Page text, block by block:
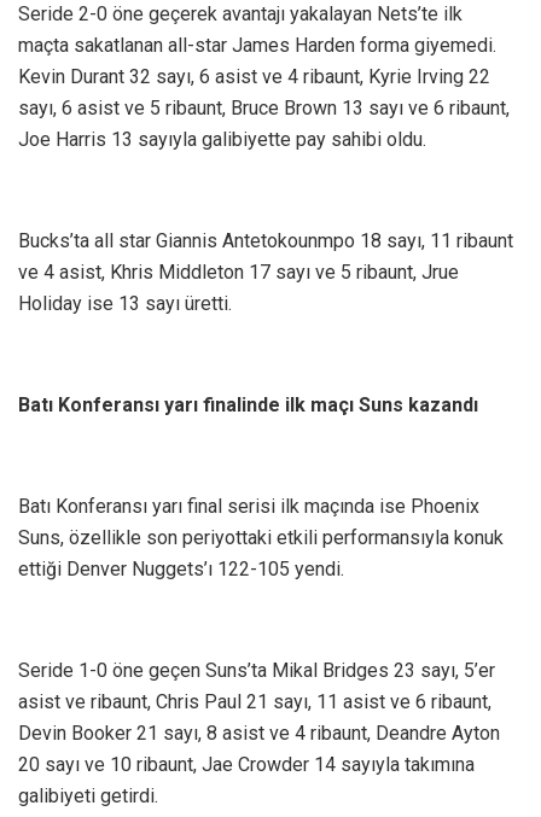
Seride 2-0 öne geçerek avantajı yakalayan Nets’te ilk
maçta sakatlanan all-star James Harden forma giyemedi.
Kevin Durant 32 sayı, 6 asist ve 4 ribaunt, Kyrie Irving 22
sayı, 6 asist ve 5 ribaunt, Bruce Brown 13 sayı ve 6 ribaunt,
Joe Harris 13 sayıyla galibiyette pay sahibi oldu.
Bucks’ta all star Giannis Antetokounmpo 18 sayı, 11 ribaunt
ve 4 asist, Khris Middleton 17 sayı ve 5 ribaunt, Jrue
Holiday ise 13 sayı üretti.
Batı Konferansı yarı finalinde ilk maçı Suns kazandı
Batı Konferansı yarı final serisi ilk maçında ise Phoenix
Suns, özellikle son periyottaki etkili performansıyla konuk
ettiği Denver Nuggets’ı 122-105 yendi.
Seride 1-0 öne geçen Suns’ta Mikal Bridges 23 sayı, 5’er
asist ve ribaunt, Chris Paul 21 sayı, 11 asist ve 6 ribaunt,
Devin Booker 21 sayı, 8 asist ve 4 ribaunt, Deandre Ayton
20 sayı ve 10 ribaunt, Jae Crowder 14 sayıyla takımına
galibiyeti getirdi.